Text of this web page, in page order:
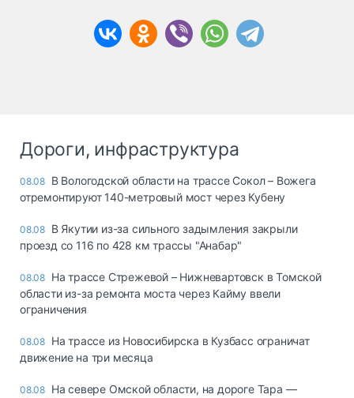
Дороги, инфраструктура
08.08 В Вологодской области на трассе Сокол – Вожега
отремонтируют 140-метровый мост через Кубену
08.08 В Якутии из-за сильного задымления закрыли
проезд со 116 по 428 км трассы "Анабар"
08.08 На трассе Стрежевой – Нижневартовск в Томской
области из-за ремонта моста через Кайму ввели
ограничения
08.08 На трассе из Новосибирска в Кузбасс ограничат
движение на три месяца
08.08 На севере Омской области, на дороге Тара —